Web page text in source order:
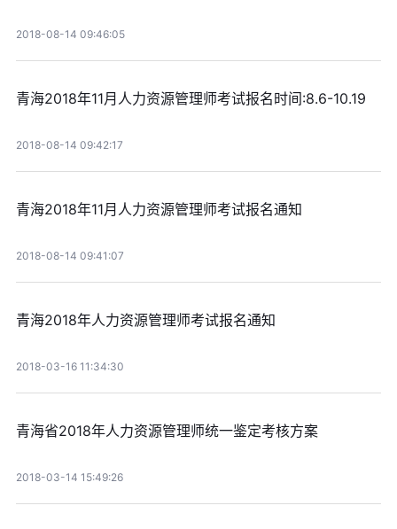
2018-08-14 09:46:05
青海2018年11月人力资源管理师考试报名时间:8.6-10.19
2018-08-14 09:42:17
青海2018年11月人力资源管理师考试报名通知
2018-08-14 09:41:07
青海2018年人力资源管理师考试报名通知
2018-03-16 11:34:30
青海省2018年人力资源管理师统一鉴定考核方案
2018-03-14 15:49:26